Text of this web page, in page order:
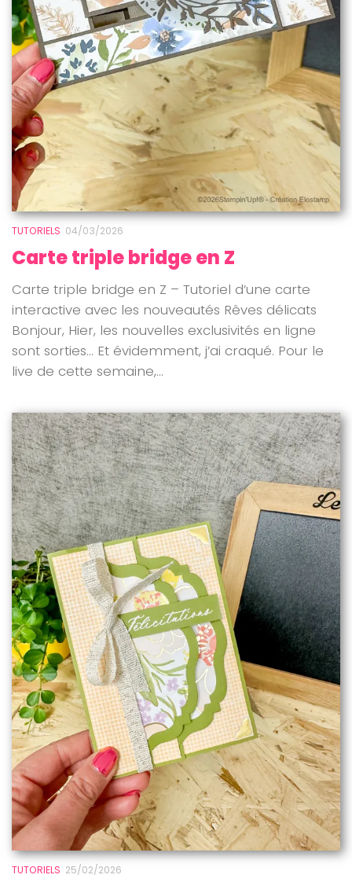
TUTORIELS 04/03/2026
Carte triple bridge en Z
Carte triple bridge en Z – Tutoriel d’une carte
interactive avec les nouveautés Rêves délicats
Bonjour, Hier, les nouvelles exclusivités en ligne
sont sorties… Et évidemment, j’ai craqué. Pour le
live de cette semaine,...
TUTORIELS 25/02/2026